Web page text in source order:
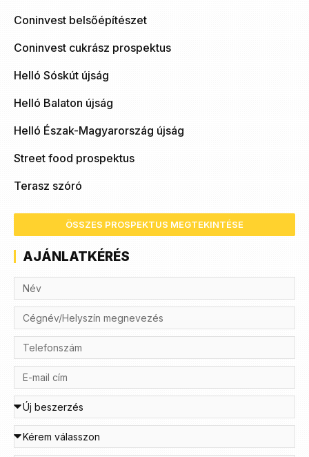
Coninvest belsőépítészet
Coninvest cukrász prospektus
Helló Sóskút újság
Helló Balaton újság
Helló Észak-Magyarország újság
Street food prospektus
Terasz szóró
ÖSSZES PROSPEKTUS MEGTEKINTÉSE
AJÁNLATKÉRÉS